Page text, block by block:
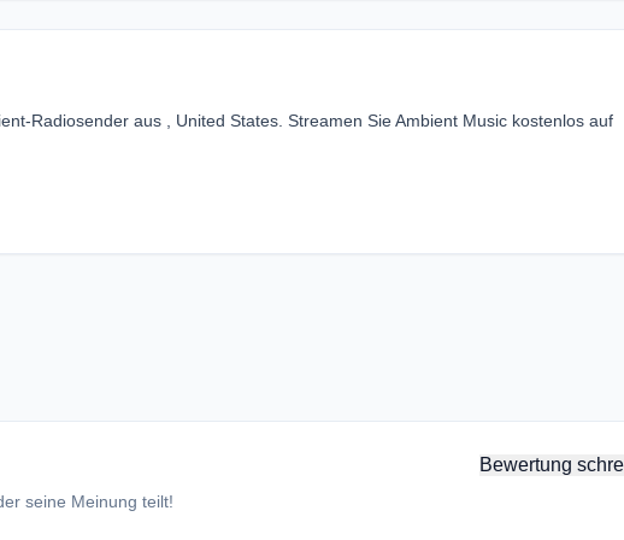
Radiosender aus , United States. Streamen Sie Ambient Music kostenlos auf
Bewertung
seine Meinung teilt!